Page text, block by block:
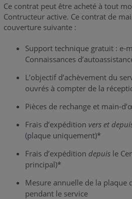
Ce contrat peut être acheté à tout
Contructeur active. Ce contrat de
couverture suivante :
Support technique gratuit : e-
Connaissances
L’objectif d’achèvement du
ouvrés à compter de la
Pièces de rechange et main-
Frais d’expédition vers et
(plaque uniquement)*
Frais d’expédition depuisle
principal)*
Mesure annuelle de la plaque
pendant le service